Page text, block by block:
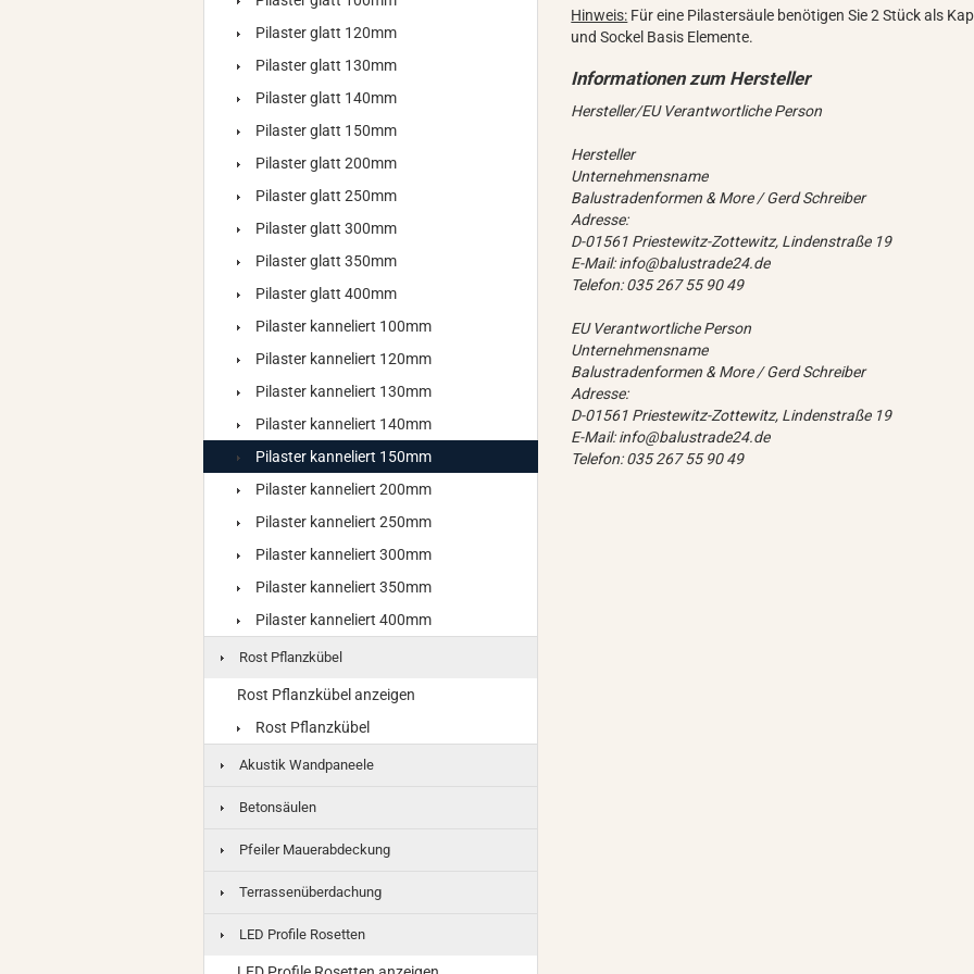
Hinweis: Für eine Pilastersäule benötigen Sie 2 Stück als
und Sockel Basis Elemente.
Hersteller/EU Verantwortliche Person
Hersteller
Unternehmensname
Balustradenformen & More / Gerd Schreiber
Adresse:
D-01561 Priestewitz-Zottewitz, Lindenstraße 19
E-Mail: info@balustrade24.de
Telefon: 035 267 55 90 49
EU Verantwortliche Person
Unternehmensname
Balustradenformen & More / Gerd Schreiber
Adresse:
D-01561 Priestewitz-Zottewitz, Lindenstraße 19
E-Mail: info@balustrade24.de
Telefon: 035 267 55 90 49
Pilaster glatt 120mm
Pilaster glatt 130mm
Pilaster glatt 140mm
Pilaster glatt 150mm
Pilaster glatt 200mm
Pilaster glatt 250mm
Pilaster glatt 300mm
Pilaster glatt 350mm
Pilaster glatt 400mm
Pilaster kanneliert 100mm
Pilaster kanneliert 120mm
Pilaster kanneliert 130mm
Pilaster kanneliert 140mm
Pilaster kanneliert 150mm
Pilaster kanneliert 200mm
Pilaster kanneliert 250mm
Pilaster kanneliert 300mm
Pilaster kanneliert 350mm
Pilaster kanneliert 400mm
Rost Pflanzkübel
Rost Pflanzkübel anzeigen
Rost Pflanzkübel
Akustik Wandpaneele
Betonsäulen
Pfeiler Mauerabdeckung
Terrassenüberdachung
LED Profile Rosetten